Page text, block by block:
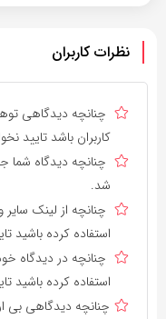
نظرات کاربران
چنانچه دیدگاهی
کاربران باشد تایید
چنانچه دیدگاه شما
شد.
چنانچه از لینک
استفاده کرده باشید
چنانچه در دیدگاه
استفاده کرده باشید
چنانچه دیدگاهی بی